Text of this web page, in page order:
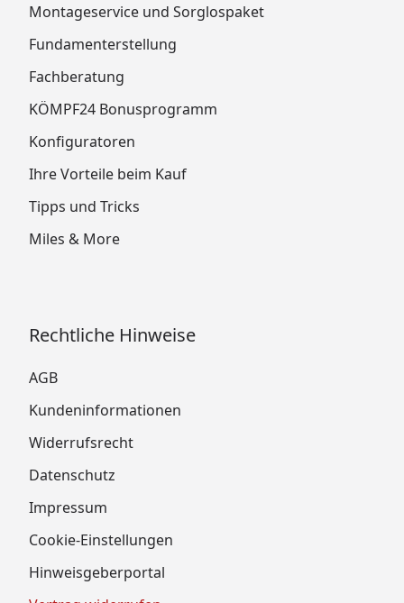
Montageservice und Sorglospaket
Fundamenterstellung
Fachberatung
KÖMPF24 Bonusprogramm
Konfiguratoren
Ihre Vorteile beim Kauf
Tipps und Tricks
Miles & More
Rechtliche Hinweise
AGB
Kundeninformationen
Widerrufsrecht
Datenschutz
Impressum
Cookie-Einstellungen
Hinweisgeberportal